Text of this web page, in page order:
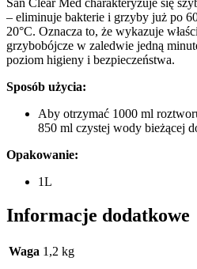
San Clear Med charakteryzuje się
– eliminuje bakterie i grzyby już po
20°C. Oznacza to, że wykazuje
grzybobójcze w zaledwie jedną
poziom higieny i bezpieczeństwa.
Sposób użycia:
Aby otrzymać 1000 ml
850 ml czystej wody bieżącej
Opakowanie:
1L
Informacje dodatkowe
Waga 1,2 kg